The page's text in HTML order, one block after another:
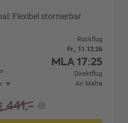
Flexibel stornierbar
Rückflug
Fr., 11.12.26
MLA 17:25
Direktflug
Air Malta
441,-